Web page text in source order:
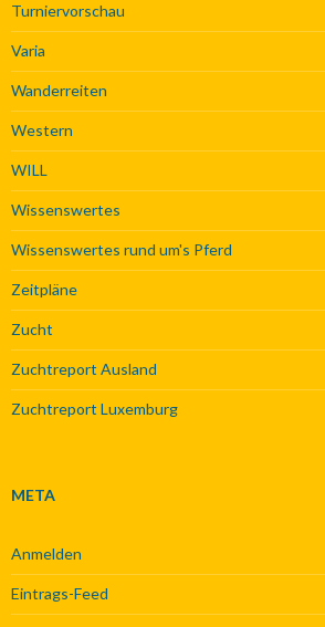
Turniervorschau
Varia
Wanderreiten
Western
WILL
Wissenswertes
Wissenswertes rund um's Pferd
Zeitpläne
Zucht
Zuchtreport Ausland
Zuchtreport Luxemburg
META
Anmelden
Eintrags-Feed